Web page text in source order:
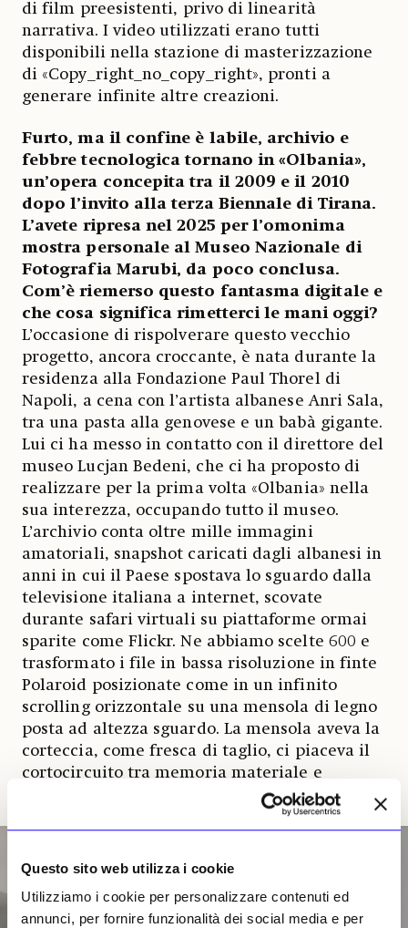
Questo sito web utilizza i cookie
Utilizziamo i cookie per personalizzare contenuti ed
annunci, per fornire funzionalità dei social media e per
di film preesistenti, privo di linearità
narrativa. I video utilizzati erano tutti
disponibili nella stazione di masterizzazione
di «Copy_right_no_copy_right», pronti a
generare infinite altre creazioni.
Furto, ma il confine è labile, archivio e
febbre tecnologica tornano in «Olbania»,
un’opera concepita tra il 2009 e il 2010
dopo l’invito alla terza Biennale di Tirana.
L’avete ripresa nel 2025 per l’omonima
mostra personale al Museo Nazionale di
Fotografia Marubi, da poco conclusa.
Com’è riemerso questo fantasma digitale e
che cosa significa rimetterci le mani oggi?
L’occasione di rispolverare questo vecchio
progetto, ancora croccante, è nata durante la
residenza alla Fondazione Paul Thorel di
Napoli, a cena con l’artista albanese Anri Sala,
tra una pasta alla genovese e un babà gigante.
Lui ci ha messo in contatto con il direttore del
museo Lucjan Bedeni, che ci ha proposto di
realizzare per la prima volta «Olbania» nella
sua interezza, occupando tutto il museo.
L’archivio conta oltre mille immagini
amatoriali, snapshot caricati dagli albanesi in
anni in cui il Paese spostava lo sguardo dalla
televisione italiana a internet, scovate
durante safari virtuali su piattaforme ormai
sparite come Flickr. Ne abbiamo scelte 600 e
trasformato i file in bassa risoluzione in finte
Polaroid posizionate come in un infinito
scrolling orizzontale su una mensola di legno
posta ad altezza sguardo. La mensola aveva la
corteccia, come fresca di taglio, ci piaceva il
cortocircuito tra memoria materiale e